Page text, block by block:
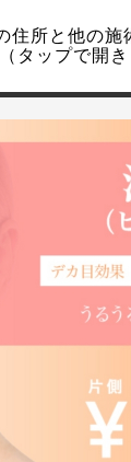
住所と他の
（タップで開き